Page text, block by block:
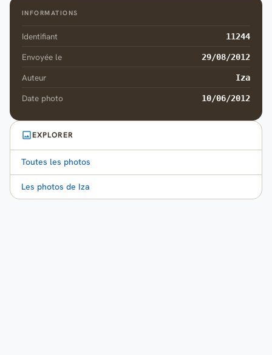
INFORMATIONS
Identifiant 11244
Envoyée le 29/08/2012
Auteur Iza
Date photo 10/06/2012
EXPLORER
Toutes les photos
Les photos de Iza